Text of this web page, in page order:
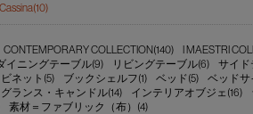
Cassina(10)
CONTEMPORARY COLLECTION(140) I MAESTRI
イニングテーブル(9) リビングテーブル(6) サイド
ネット(5) ブックシェルフ(1) ベッド(5) ベッドサ
ランス・キャンドル(14) インテリアオブジェ(16)
素材＝ファブリック（布）(4)